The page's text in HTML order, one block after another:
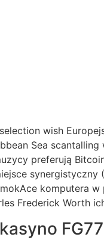
wish
Sea
preferują
komputera w
Frederick Worth